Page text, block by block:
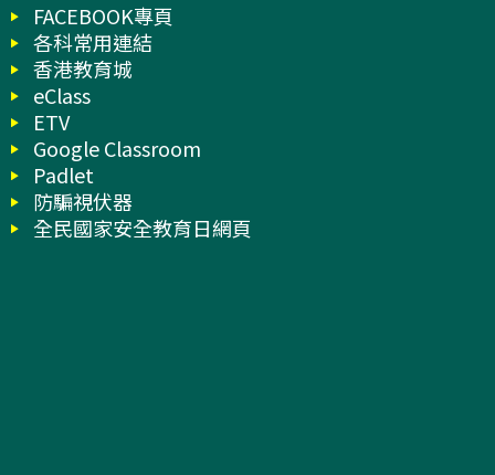
FACEBOOK專頁
各科常用連結
香港教育城
eClass
ETV
Google Classroom
Padlet
防騙視伏器
全民國家安全教育日網頁